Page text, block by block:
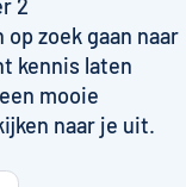
2
zoek gaan naar
kennis laten
mooie
naar je uit.